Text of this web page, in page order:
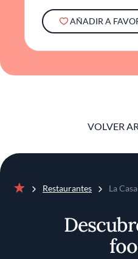
AÑADIR A
VOLVER
Restaurantes La